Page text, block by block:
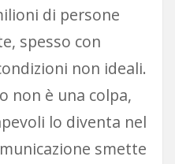
di persone
spesso con
non ideali.
non è una colpa,
lo diventa nel
smette